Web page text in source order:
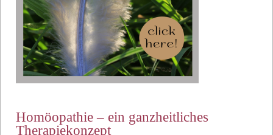
Homöopathie – ein ganzheitliches
Therapiekonzept